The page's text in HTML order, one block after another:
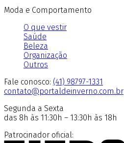
Moda e Comportamento
O que vestir
Saúde
Beleza
Organização
Outros
Fale conosco: (41) 98797-1331
contato@portaldeinverno.com.br
Segunda a Sexta
das 8h às 11:30h – 13:30h às 18h
Patrocinador oficial: